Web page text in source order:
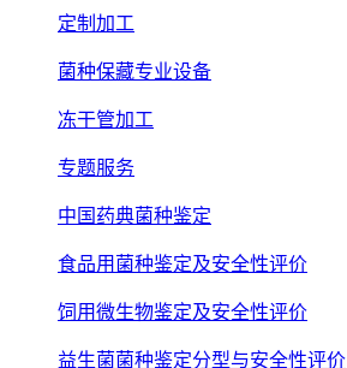
定制加工
菌种保藏专业设备
冻干管加工
专题服务
中国药典菌种鉴定
食品用菌种鉴定及安全性评价
饲用微生物鉴定及安全性评价
益生菌菌种鉴定分型与安全性评价